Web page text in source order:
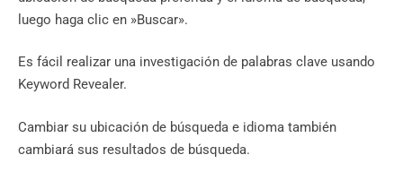
luego haga clic en »Buscar».
Es fácil realizar una investigación de palabras clave usando
Keyword Revealer.
Cambiar su ubicación de búsqueda e idioma también
cambiará sus resultados de búsqueda.